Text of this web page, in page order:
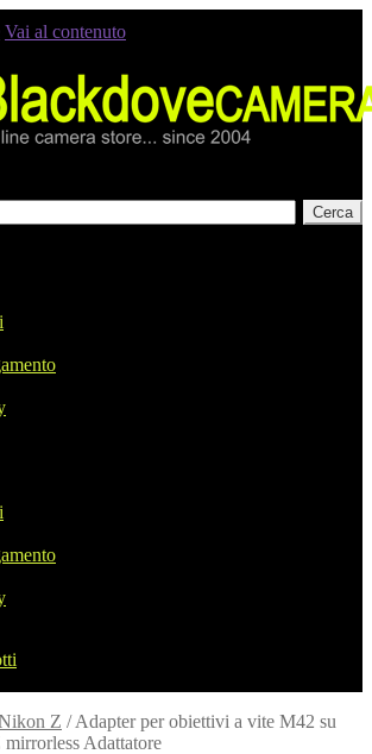
Vai al contenuto
Cerca
Z /Adapter per obiettivi a vite M42 su
Adattatore